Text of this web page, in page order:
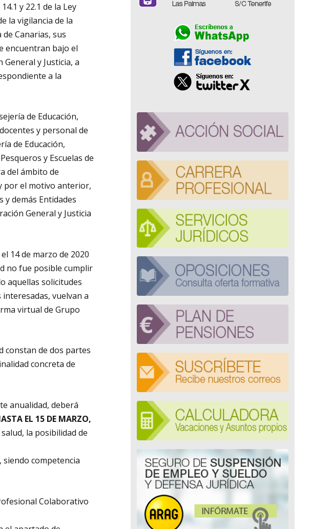
y 22.1 de la Ley
la vigilancia de la
Canarias, sus
encuentran bajo el
y Justicia, a
a la
de Educación,
y personal de
de Educación,
y Escuelas de
del ámbito de
por el motivo anterior,
y demás Entidades
General y Justicia
14 de marzo de 2020
no fue posible cumplir
aquellas solicitudes
vuelvan a
virtual de Grupo
constan de dos partes
concreta de
anualidad, deberá
EL 15 DE MARZO,
la posibilidad de
siendo competencia
Colaborativo